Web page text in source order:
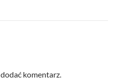
komentarz.